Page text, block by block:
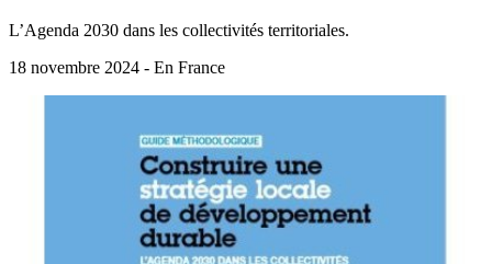
L’Agenda 2030 dans les collectivités territoriales.
18 novembre 2024 - En France